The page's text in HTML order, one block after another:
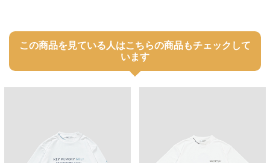
この商品を見ている人はこちらの商品もチェックして
います